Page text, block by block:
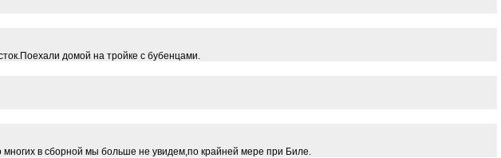
домой на тройке с бубенцами.
в сборной мы больше не увидем,по крайней мере при Биле.